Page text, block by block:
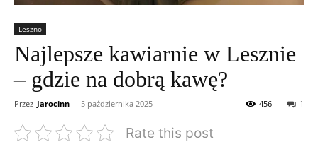
Leszno
Najlepsze kawiarnie w Lesznie
– gdzie na dobrą kawę?
Przez Jarocinn - 5 października 2025 1
456
Rate this post